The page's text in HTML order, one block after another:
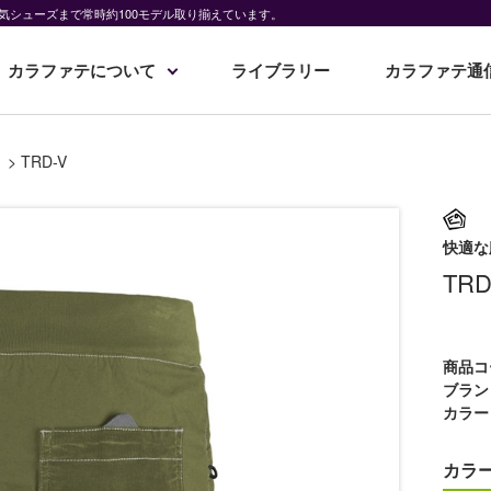
ューズまで常時約100モデル取り揃えています。
カラファテについて ライブラリー カラファテ通
> TRD-V
快適
商品
ブラ
カラー
カラ